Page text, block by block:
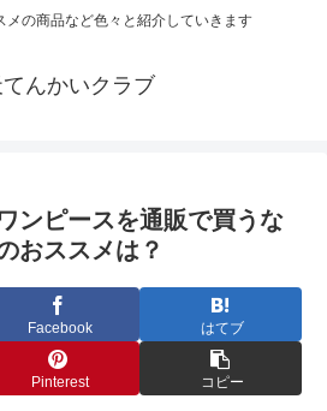
メの商品など色々と紹介していきます
んかいクラブ
ンピースを通販で買うな
おススメは？
Facebook はてブ
Pinterest コピー